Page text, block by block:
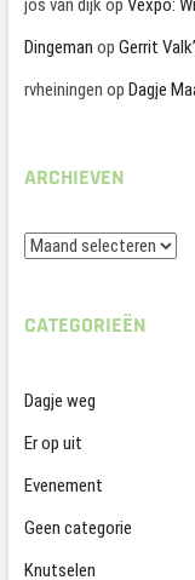
jos van dijkop Vexpo:
Dingeman op Gerrit
rvheiningen op Dagje
ARCHIEVEN
Archieven
CATEGORIEËN
Dagje weg
Er op uit
Evenement
Geen categorie
Knutselen